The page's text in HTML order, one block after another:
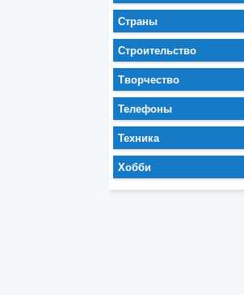
Страны
Строительство
Творчество
Телефоны
Техника
Хобби